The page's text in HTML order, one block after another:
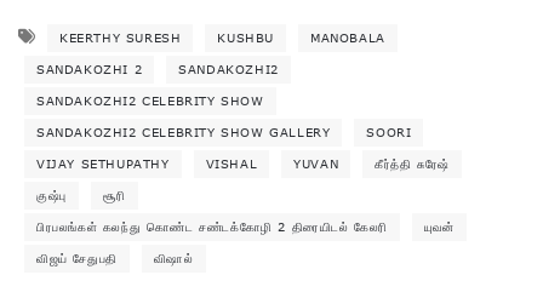
KEERTHY SURESH KUSHBU MANOBALA
SANDAKOZHI 2 SANDAKOZHI2
SANDAKOZHI2 CELEBRITY SHOW
SANDAKOZHI2 CELEBRITY SHOW GALLERY SOORI
VIJAY SETHUPATHY VISHAL YUVAN கீர்த்தி சுரேஷ்
குஷ்பு சூரி
பிரபலங்கள் கலந்து கொண்ட சண்டக்கோழி 2 திரையிடல் கேலரி யுவன்
விஜய் சேதுபதி விஷால்